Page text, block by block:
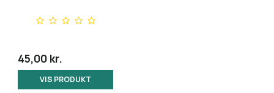
45,00 kr.
VIS PRODUKT